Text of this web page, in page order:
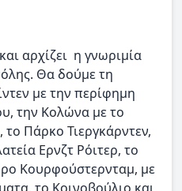
αρχίζει η γνωριμία
Θα δούμε τη
με την περίφημη
την Κολώνα με το
Πάρκο Τιεργκάρντεν,
Ερνζτ Ρόιτερ, το
Κουρφούστερνταμ, με